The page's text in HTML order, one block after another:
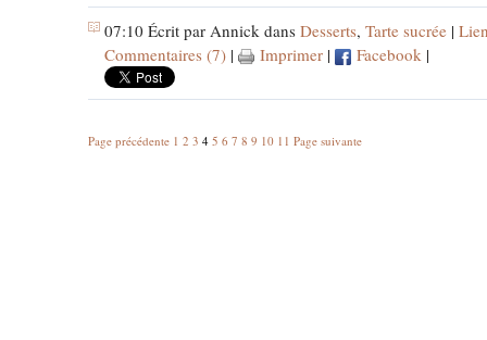
07:10 Écrit par Annick dans Desserts, Tarte sucrée |
Commentaires (7) | Imprimer | Facebook |
Page précédente 1 2 3 4 5 6 7 8 9 10 11 Page suivante